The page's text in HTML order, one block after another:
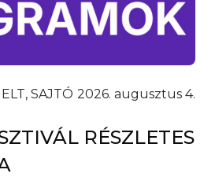
SAJTÓ 2026. augusztus 4.
RÉSZLETES